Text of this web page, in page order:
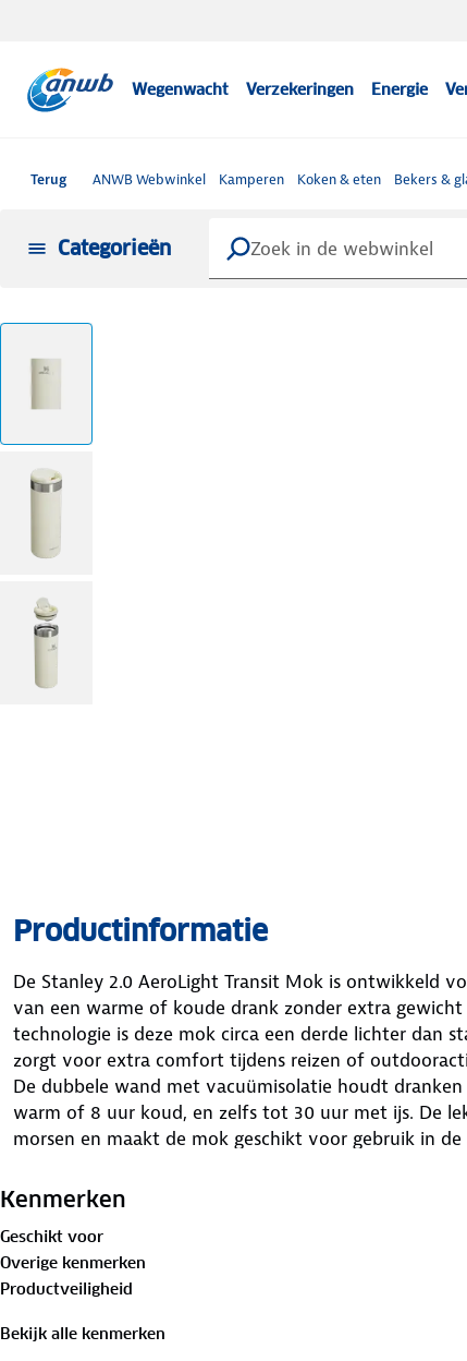
Wegenwacht Verzekeringen Energie
Terug ANWB Webwinkel Kamperen Koken & eten Bekers &
Categorieën
Productinformatie
De Stanley 2.0 AeroLight Transit Mok is ontwikkeld
van een warme of koude drank zonder extra
technologie is deze mok circa een derde lichter dan
zorgt voor extra comfort tijdens reizen of
De dubbele wand met vacuümisolatie houdt
warm of 8 uur koud, en zelfs tot 30 uur met ijs. De
morsen en maakt de mok geschikt voor gebruik in
dagelijks gebruik.
- Inhoud: circa 0,47 liter (16 oz)
- Gewicht: circa 240 gram
- Afmetingen: ongeveer 20,2 cm hoog × 6,9 cm
- Materiaal: 18/8 roestvrij staal, BPA-vrij
- Isolatie: dubbele wand vacuümisolatie
Kenmerken
Geschikt voor
Overige kenmerken
Productveiligheid
Bekijk alle kenmerken